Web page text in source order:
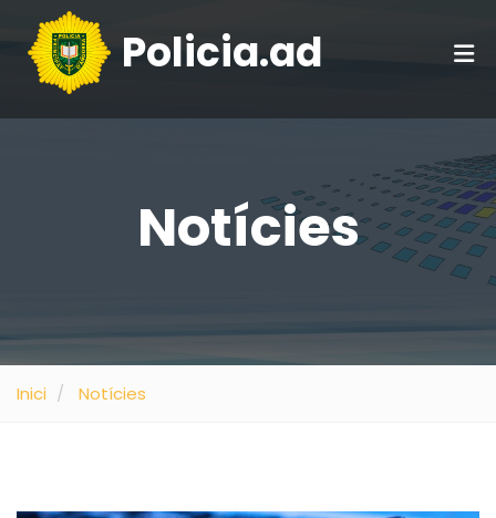
Policia.ad
Notícies
Inici Notícies